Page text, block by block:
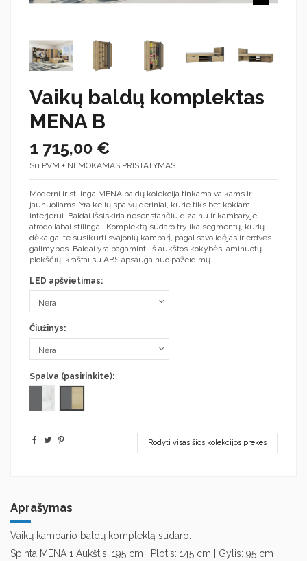
Vaikų baldų komplektas
MENA B
1 715,00 €
Su PVM + NEMOKAMAS PRISTATYMAS
Moderni ir stilinga MENA baldų kolekcija tinkama vaikams ir
jaunuoliams. Yra kelių spalvų deriniai, kurie tiks bet kokiam
interjerui. Baldai išsiskiria nesenstančiu dizainu ir kambaryje
atrodo labai stilingai. Komplektą sudaro trylika segmentų, kurių
dėka galite susikurti svajonių kambarį, pagal savo idėjas ir erdvės
galimybes. Baldai yra pagaminti iš aukštos kokybės laminuotų
plokščių, kraštai su ABS apsauga nuo pažeidimų.
LED apšvietimas:
Čiužinys:
Spalva (pasirinkite):
Rodyti visas šios kolekcijos prekes
Aprašymas
Vaikų kambario baldų komplektą sudaro:
Spinta MENA 1 Aukštis: 195 cm | Plotis: 145 cm | Gylis: 95 cm